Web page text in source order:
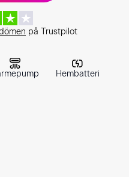
på Trustpilot
Hembatteri